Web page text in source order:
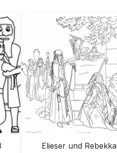
Elieser und Rebekka